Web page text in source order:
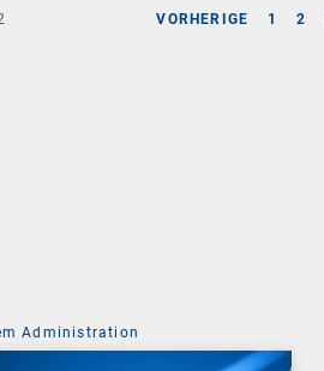
VORHERIGE 1 2
Administration